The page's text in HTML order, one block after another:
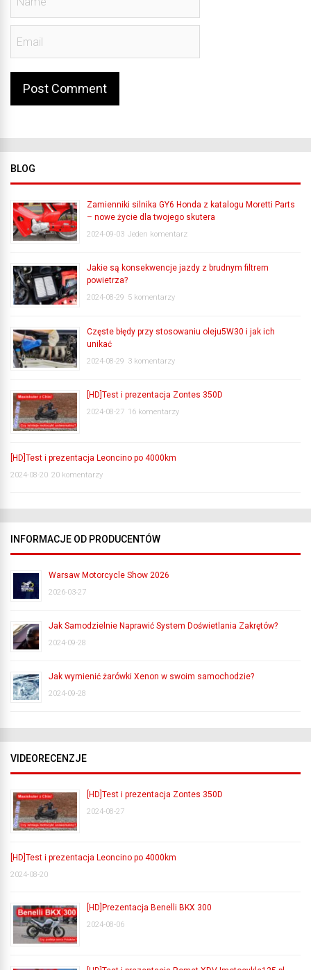
BLOG
Zamienniki silnika GY6 Honda z katalogu Moretti Parts
– nowe życie dla twojego skutera
2024-09-03 Jeden komentarz
Jakie są konsekwencje jazdy z brudnym filtrem
powietrza?
2024-08-29 5 komentarzy
Częste błędy przy stosowaniu oleju5W30 i jak ich
unikać
2024-08-29 3 komentarzy
[HD]Test i prezentacja Zontes 350D
2024-08-27 16 komentarzy
[HD]Test i prezentacja Leoncino po 4000km
2024-08-20 20 komentarzy
INFORMACJE OD PRODUCENTÓW
Warsaw Motorcycle Show 2026
2026-03-27
Jak Samodzielnie Naprawić System Doświetlania Zakrętów?
2024-09-28
Jak wymienić żarówki Xenon w swoim samochodzie?
2024-09-28
VIDEORECENZJE
[HD]Test i prezentacja Zontes 350D
2024-08-27
[HD]Test i prezentacja Leoncino po 4000km
2024-08-20
[HD]Prezentacja Benelli BKX 300
2024-08-06